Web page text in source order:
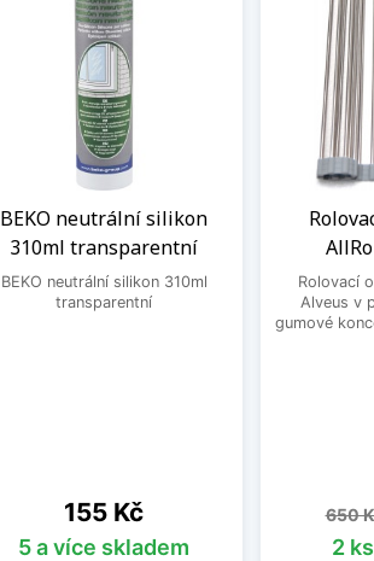
BEKO neutrální silikon
310ml transparentní
BEKO neutrální silikon 310ml
transparentní
Cena
155 Kč
5 a více skladem
Rolovací
Alveus v
gumové
650
2